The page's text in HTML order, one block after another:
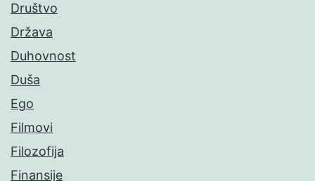
Društvo
Država
Duhovnost
Duša
Ego
Filmovi
Filozofija
Finansije